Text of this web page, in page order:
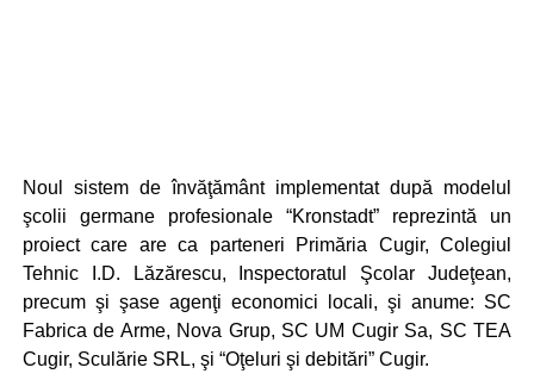
Noul sistem de învăţământ implementat după modelul
şcolii germane profesionale “Kronstadt” reprezintă un
proiect care are ca parteneri Primăria Cugir, Colegiul
Tehnic I.D. Lăzărescu, Inspectoratul Şcolar Judeţean,
precum şi şase agenţi economici locali, şi anume: SC
Fabrica de Arme, Nova Grup, SC UM Cugir Sa, SC TEA
Cugir, Sculărie SRL, şi “Oţeluri şi debitări” Cugir.